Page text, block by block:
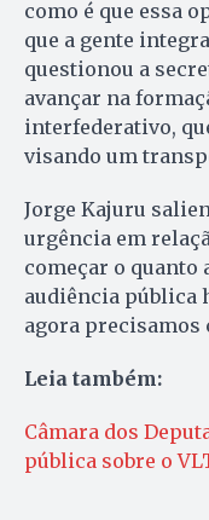
como é que essa
que a gente
questionou a
avançar na
interfederativo,
visando um
Jorge Kajuru
urgência em
começar o quanto
audiência pública
agora precisamos
Leia também:
Câmara dos
pública sobre o